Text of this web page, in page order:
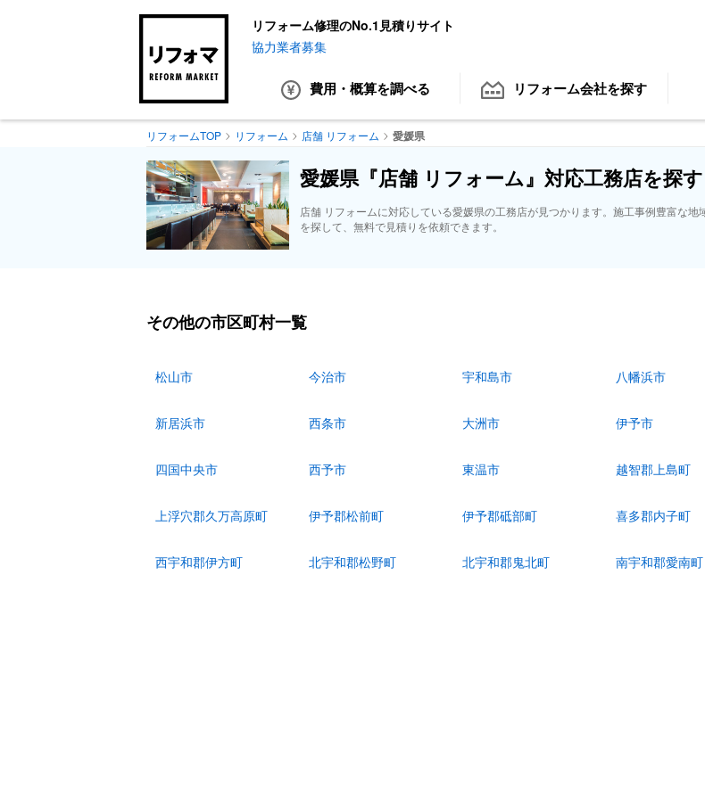
リフォーム修理のNo.1見積りサイト
協力業者募集
費用・概算を調べる リフォーム会社を探す
リフォームTOP リフォーム 店舗 リフォーム 愛媛県
愛媛県『店舗 リフォーム』対応工務店を探す
店舗 リフォームに対応している愛媛県の工務店が見つかります。施工事例豊富な地
を探して、無料で見積りを依頼できます。
その他の市区町村一覧
松山市 今治市 宇和島市 八幡浜市
新居浜市 西条市 大洲市 伊予市
四国中央市 西予市 東温市 越智郡上島町
上浮穴郡久万高原町 伊予郡松前町 伊予郡砥部町 喜多郡内子町
西宇和郡伊方町 北宇和郡松野町 北宇和郡鬼北町 南宇和郡愛南町